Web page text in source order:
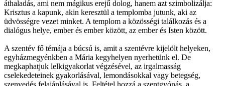
áthaladás, ami nem mágikus erejű dolog, hanem azt szimbolizálja:
Krisztus a kapunk, akin keresztül a templomba jutunk, aki az
üdvösségre vezet minket. A templom a közösségi találkozás és a
dialógus helye, ember és ember között, az ember és Isten között.
A szentév fő témája a búcsú is, amit a szentévre kijelölt helyeken,
egyházmegyénkben a Mária kegyhelyen nyerhetünk el. De
megkaphatjuk lelkigyakorlat végzésével, az irgalmasság
cselekedeteinek gyakorlásával, lemondásokkal vagy betegség,
szenvedés felajánlásával is. Feltétel hozzá a szentgyónás, a